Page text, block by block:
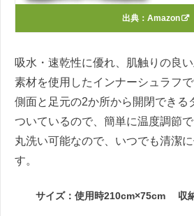
出典： Amazon
吸水・速乾性に優れ、肌触りの良
素材を使用したインナーシュラフで
側面と足元の2か所から開閉できる
ついているので、簡単に温度調節で
丸洗い可能なので、いつでも清潔
す。
サイズ：使用時210cm×75cm 収